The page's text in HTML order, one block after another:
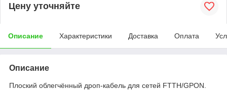
Цену уточняйте
Описание Характеристики Доставка Оплата
Описание
Плоский облегчённый дроп‑кабель для сетей FTTH/GPON.